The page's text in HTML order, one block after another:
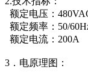
额定电压：
额定频率：
额定电流：
3．电原理图：